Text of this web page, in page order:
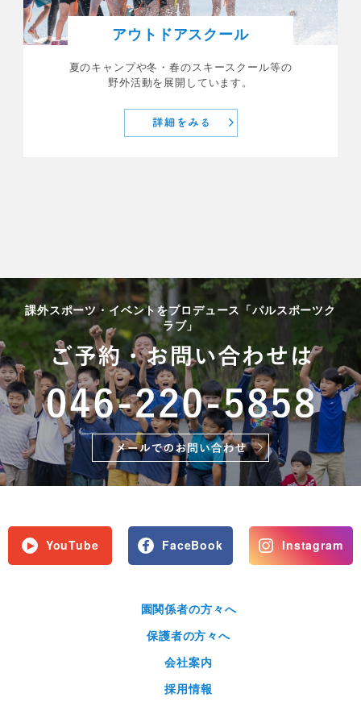
アウトドアスクール
夏のキャンプや冬・春のスキースクール等の
野外活動を展開しています。
課外スポーツ・イベントをプロデュース「パルスポーツク
ラブ」
YouTube FaceBook Instagram
園関係者の方々へ
保護者の方々へ
会社案内
採用情報